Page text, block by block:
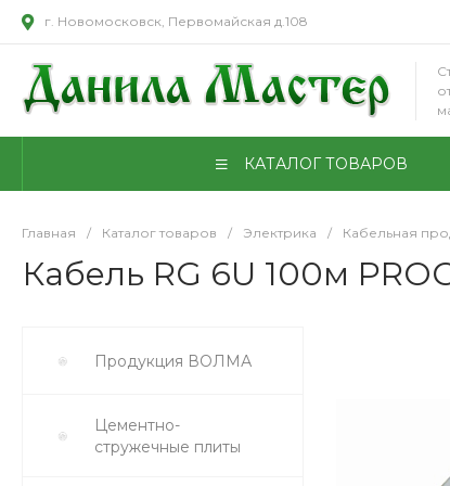
г. Новомосковск, Первомайская д.108
КАТАЛОГ ТОВАРОВ
Главная / Каталог товаров / Электрика / Кабельная
Кабель RG 6U 100м
Продукция ВОЛМА
Цементно-
стружечные плиты